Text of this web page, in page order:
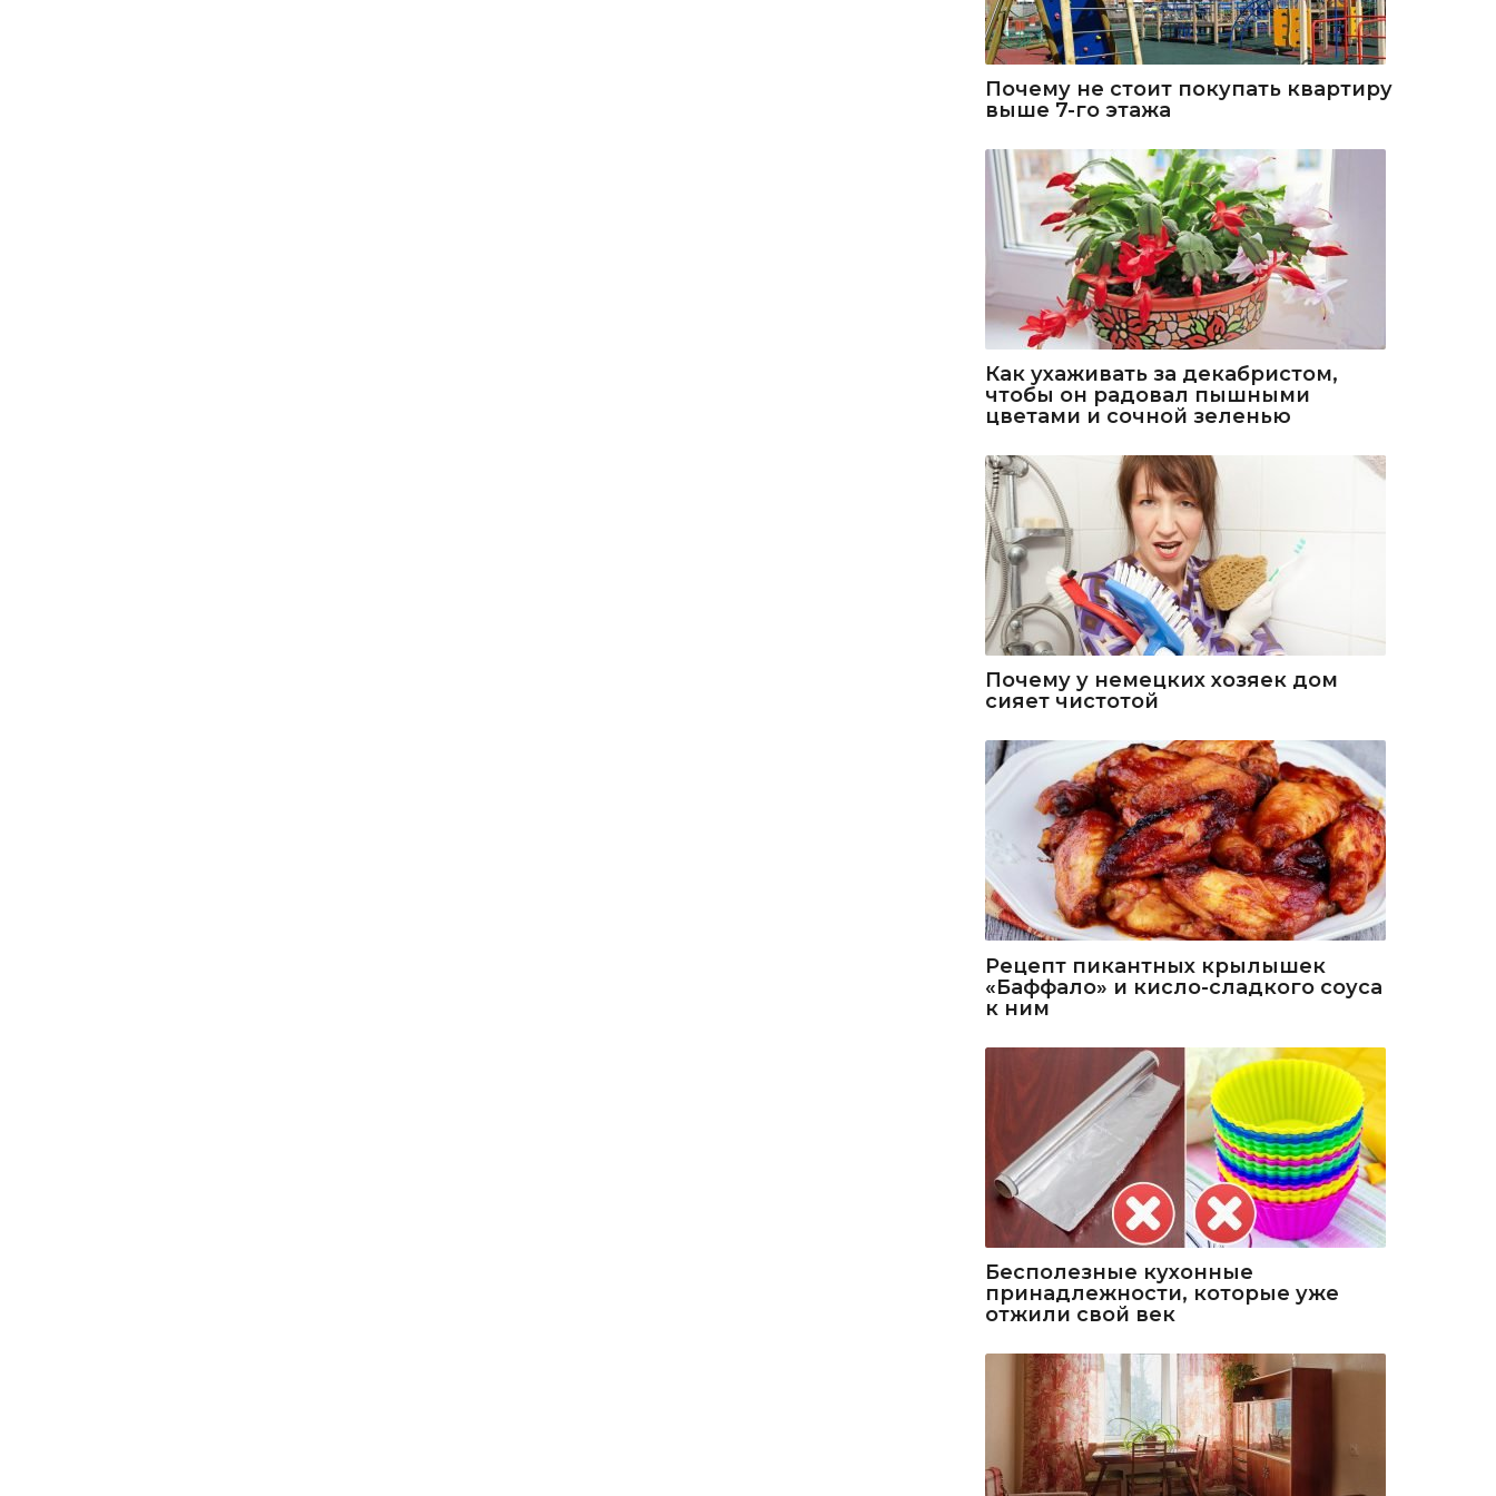
Почему не стоит покупать квартиру
выше 7-го этажа
Как ухаживать за декабристом,
чтобы он радовал пышными
цветами и сочной зеленью
Почему у немецких хозяек дом
сияет чистотой
Рецепт пикантных крылышек
«Баффало» и кисло-сладкого соуса
к ним
Бесполезные кухонные
принадлежности, которые уже
отжили свой век